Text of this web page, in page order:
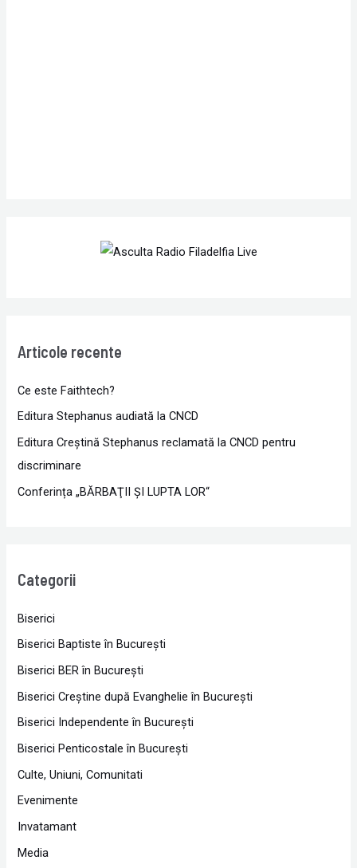
Articole recente
Ce este Faithtech?
Editura Stephanus audiată la CNCD
Editura Creștină Stephanus reclamată la CNCD pentru
discriminare
Conferința „BĂRBAŢII ŞI LUPTA LOR“
Categorii
Biserici
Biserici Baptiste în Bucureşti
Biserici BER în Bucureşti
Biserici Creştine după Evanghelie în Bucureşti
Biserici Independente în Bucureşti
Biserici Penticostale în Bucureşti
Culte, Uniuni, Comunitati
Evenimente
Invatamant
Media